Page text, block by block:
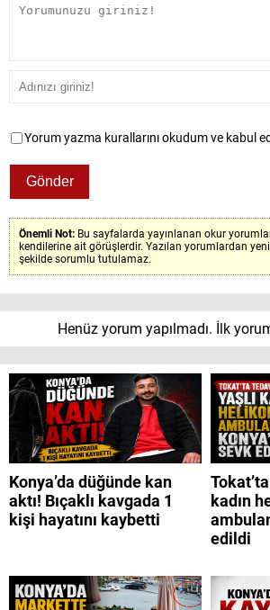
Yorum yazma kurallarını okudum ve kabul
Önemli Not: Bu sayfalarda yayınlanan okur
kendilerine ait görüşlerdir. Yazılan yorumlardan
şekilde sorumlu tutulamaz.
Henüz yorum yapılmadı. İlk
Konya’da düğünde kan
aktı! Bıçaklı kavgada 1
kişi hayatını kaybetti
kadın
edildi